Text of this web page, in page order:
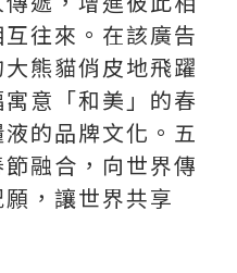
往來。在該廣告
熊貓俏皮地飛躍
意「和美」的春
的品牌文化。五
融合，向世界傳
，讓世界共享